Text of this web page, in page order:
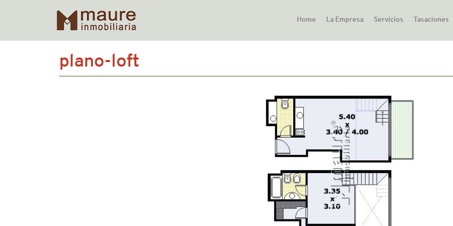
Home La Empresa Servicios Tasaciones
plano-loft